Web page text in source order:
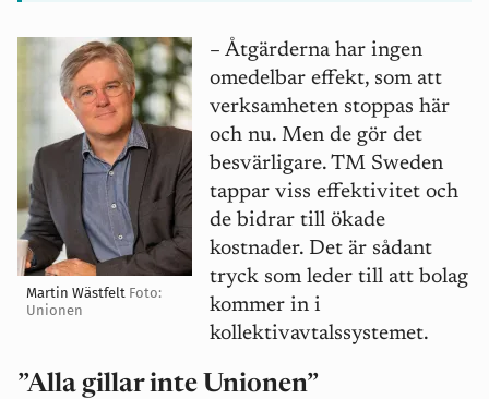
Martin Wästfelt Foto:
Unionen
– Åtgärderna har ingen
omedelbar effekt, som att
verksamheten stoppas här
och nu. Men de gör det
besvärligare. TM Sweden
tappar viss effektivitet och
de bidrar till ökade
kostnader. Det är sådant
tryck som leder till att bolag
kommer in i
kollektivavtalssystemet.
”Alla gillar inte Unionen”